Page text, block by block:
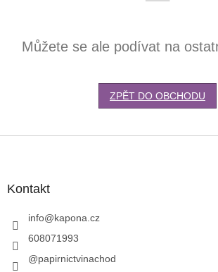
Můžete se ale podívat na
ZPĚT DO OBCHODU
Kontakt
info@kapona.cz
608071993
@papirnictvinachod